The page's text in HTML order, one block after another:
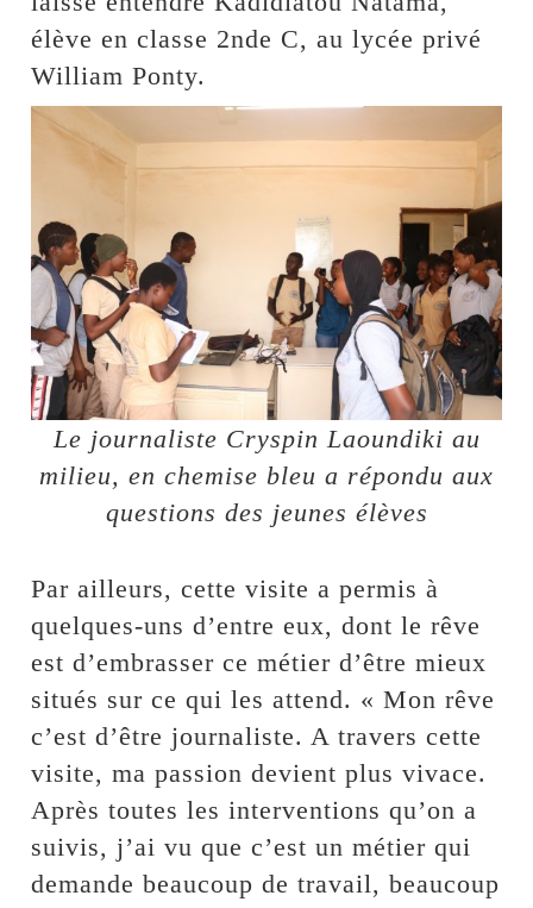
élève en classe 2nde C, au lycée privé
William Ponty.
Le journaliste Cryspin Laoundiki au
milieu, en chemise bleu a répondu aux
questions des jeunes élèves
Par ailleurs, cette visite a permis à
quelques-uns d’entre eux, dont le rêve
est d’embrasser ce métier d’être mieux
situés sur ce qui les attend. « Mon rêve
c’est d’être journaliste. A travers cette
visite, ma passion devient plus vivace.
Après toutes les interventions qu’on a
suivis, j’ai vu que c’est un métier qui
demande beaucoup de travail, beaucoup